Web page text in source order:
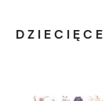
DZIECIĘCE